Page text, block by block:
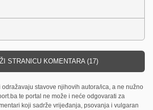
STRANICU KOMENTARA (17)
odražavaju stavove njihovih autora/ica, a ne nužno
te portal ne može i neće odgovarati za
koji sadrže vrijeđanja, psovanja i vulgaran